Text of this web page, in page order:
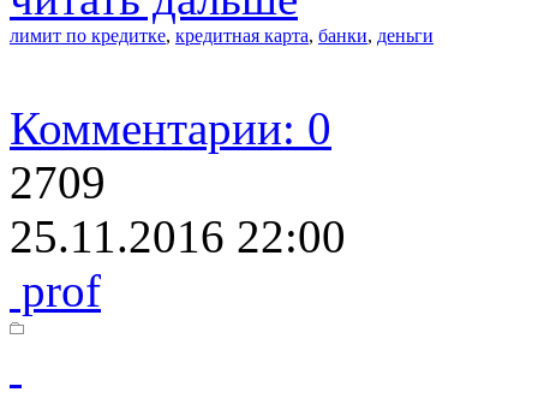
лимит по кредитке, кредитная карта, банки, деньги
Комментарии: 0
2709
25.11.2016 22:00
prof